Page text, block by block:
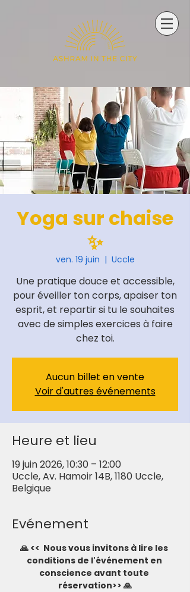
Yoga sur chaise
✨
ven. 19 juin
  |
Uccle
Une pratique douce et accessible,
pour éveiller ton corps, apaiser ton
esprit, et repartir si tu le souhaites
avec de simples exercices à faire
chez toi.
Aucun billet en vente
Voir d'autres événements
Heure et lieu
19 juin 2026, 10:30 – 12:00
Uccle, Av. Hamoir 14B, 1180 Uccle,
Belgique
Evénement
🙏 <<  Nous vous invitons à lire les
conditions de l'événement en
conscience avant toute
réservation>> 🙏